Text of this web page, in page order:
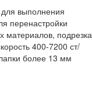
выполнения
перенастройки
материалов, подрезка
400-7200 ст/
более 13 мм